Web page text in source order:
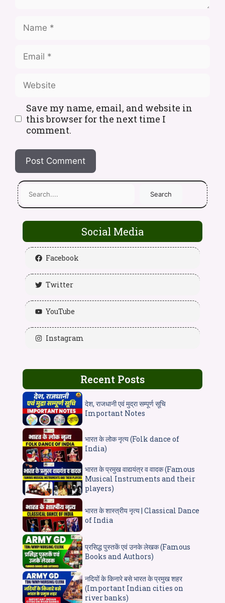
Save my name, email, and website in
this browser for the next time I
comment.
Search
Social Media
Facebook
Twitter
YouTube
Instagram
Recent Posts
देश, राजधानी एवं मुद्रा सम्पूर्ण सूचि
Important Notes
भारत के लोक नृत्य (Folk dance of
India)
भारत के प्रमुख वाद्ययंत्र व वादक (Famous
Musical Instruments and their
players)
भारत के शास्त्रीय नृत्य | Classical Dance
of India
प्रसिद्ध पुस्तकें एवं उनके लेखक (Famous
Books and Authors)
नदियों के किनारे बसे भारत के प्रमुख शहर
(Important Indian cities on
river banks)